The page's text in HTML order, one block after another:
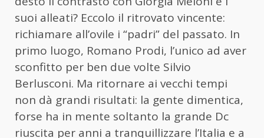
suoi alleati? Eccolo il ritrovato vincente:
richiamare all’ovile i “padri” del passato. In
primo luogo, Romano Prodi, l’unico ad aver
sconfitto per ben due volte Silvio
Berlusconi. Ma ritornare ai vecchi tempi
non dà grandi risultati: la gente dimentica,
forse ha in mente soltanto la grande Dc
riuscita per anni a tranquillizzare l’Italia e a